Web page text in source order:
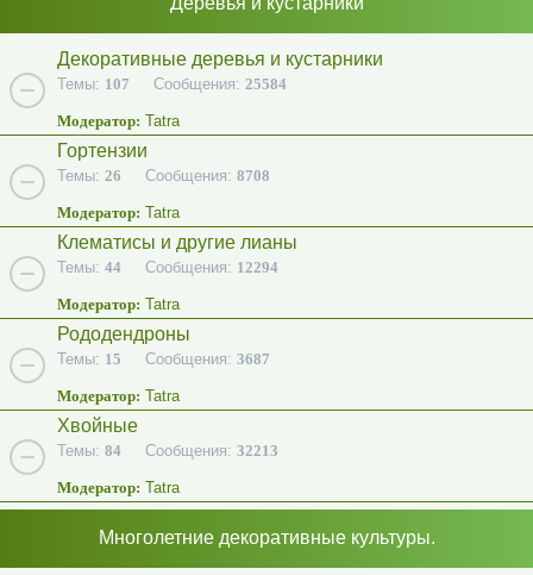
Декоративные деревья и кустарники
Темы: 107 Сообщения: 25584
Модератор: Tatra
Гортензии
Темы: 26 Сообщения: 8708
Модератор: Tatra
Клематисы и другие лианы
Темы: 44 Сообщения: 12294
Модератор: Tatra
Рододендроны
Темы: 15 Сообщения: 3687
Модератор: Tatra
Хвойные
Темы: 84 Сообщения: 32213
Модератор: Tatra
Многолетние декоративные культуры.